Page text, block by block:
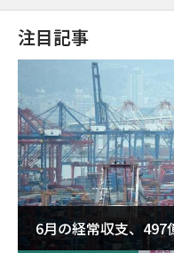
注目記事
6月の経常収支、